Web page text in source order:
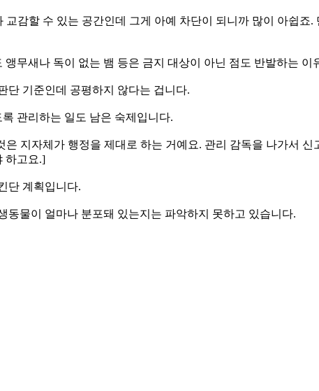
감할 수 있는 공간인데 그게 아예 차단이 되니까 많이 아쉽
무새나 독이 없는 뱀 등은 금지 대상이 아닌 점도 반발하는 이
단 기준인데 공평하지 않다는 겁니다.
관리하는 일도 남은 숙제입니다.
지자체가 행정을 제대로 하는 거예요. 관리 감독을 나가서
하고요.]
단 계획입니다.
물이 얼마나 분포돼 있는지는 파악하지 못하고 있습니다.